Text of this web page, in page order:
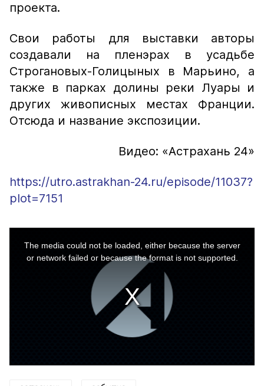
проекта.
Свои работы для выставки авторы
создавали на пленэрах в усадьбе
Строгановых-Голицыных в Марьино, а
также в парках долины реки Луары и
других живописных местах Франции.
Отсюда и название экспозиции.
Видео: «Астрахань 24»
https://utro.astrakhan-24.ru/episode/11037?
plot=7151
The media could not be loaded, either because the server
or network failed or because the format is not supported.